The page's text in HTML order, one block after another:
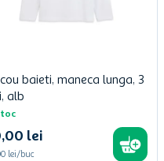
baieti, maneca lunga, 3
alb
,00 lei
lei/buc